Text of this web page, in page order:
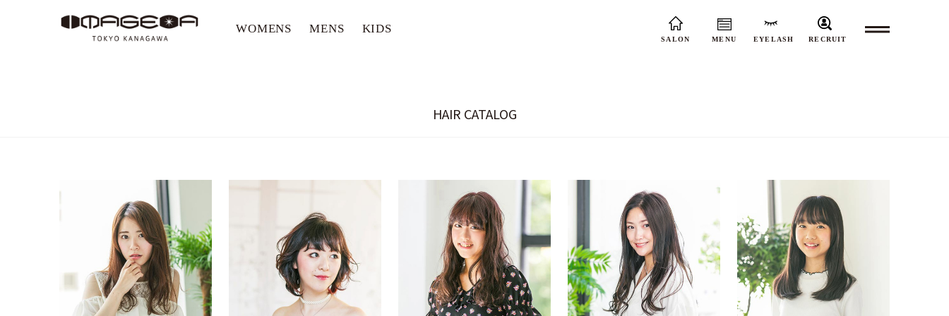
WOMENS MENS KIDS
SALON MENU EYELASH RECRUIT
HAIR CATALOG